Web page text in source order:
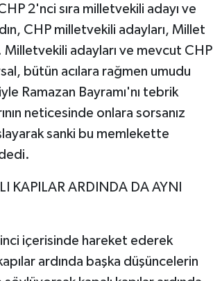
2'nci sıra milletvekili adayı ve
CHP milletvekili adayları, Millet
adayları ve mevcut CHP
bütün acılara rağmen umudu
Ramazan Bayramı'nı tebrik
neticesinde onlara sorsanız
sanki bu memlekette
KAPILAR ARDINDA DA AYNI
içerisinde hareket ederek
ardında başka düşüncelerin